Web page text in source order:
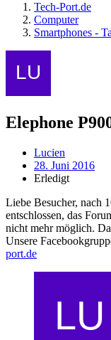
Tech-Port.de
Computer
Smartphones -
Elephone
Lucien
28. Juni 2016
Erledigt
Liebe Besucher, nach
entschlossen, das
nicht mehr möglich.
Unsere
port.de